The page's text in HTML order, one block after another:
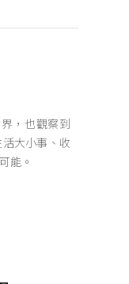
，也觀察到
大小事、收
能。